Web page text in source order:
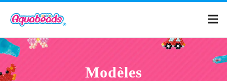
Modèles